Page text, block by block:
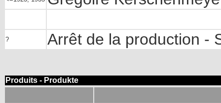
? Arrêt de la production -
Produits - Produkte